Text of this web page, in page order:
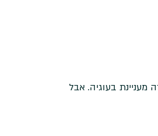
מעניינת בעוגיה. אבל